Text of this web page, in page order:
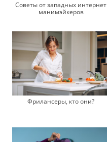
Советы от западных интернет
манимэйкеров
Фрилансеры, кто они?